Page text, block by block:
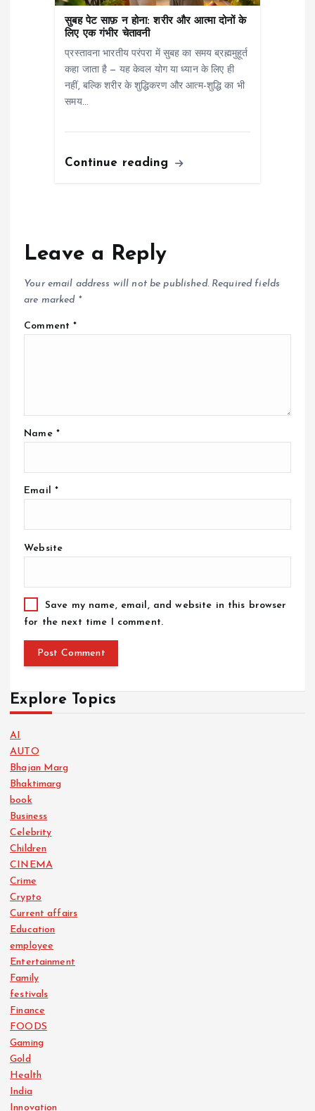
सुबह पेट साफ़ न होना: शरीर और आत्मा दोनों के
लिए एक गंभीर चेतावनी
प्रस्तावना भारतीय परंपरा में सुबह का समय ब्रह्ममुहूर्त
कहा जाता है — यह केवल योग या ध्यान के लिए ही
नहीं, बल्कि शरीर के शुद्धिकरण और आत्म-शुद्धि का भी
समय…
Continue reading
Leave a Reply
Your email address will not be published. Required fields
are marked *
Comment*
Name *
Email *
Website
Save my name, email, and website in this browser
for the next time I comment.
Explore Topics
AI
AUTO
Bhajan Marg
Bhaktimarg
book
Business
Celebrity
Children
CINEMA
Crime
Crypto
Current affairs
Education
employee
Entertainment
Family
festivals
Finance
FOODS
Gaming
Gold
Health
India
Innovation